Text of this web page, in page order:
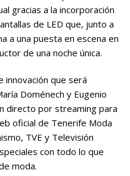
gracias a la incorporación
de LED que, junto a
a una puesta en escena en
de una noche única.
innovación que será
Doménech y Eugenio
directo por streaming para
oficial de Tenerife Moda
TVE y Televisión
con todo lo que
moda.